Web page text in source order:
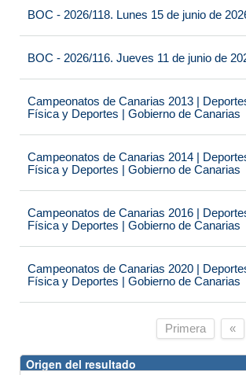
BOC - 2026/118. Lunes 15 de junio de
BOC - 2026/116. Jueves 11 de junio de
Campeonatos de Canarias 2013 |
Física y Deportes | Gobierno de Canarias
Campeonatos de Canarias 2014 |
Física y Deportes | Gobierno de Canarias
Campeonatos de Canarias 2016 |
Física y Deportes | Gobierno de Canarias
Campeonatos de Canarias 2020 |
Física y Deportes | Gobierno de Canarias
Primera «
Origen del resultado